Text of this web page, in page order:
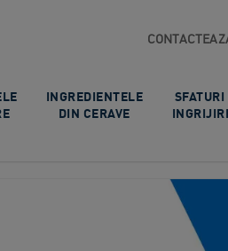
INGREDIENTELE
DIN CERAVE